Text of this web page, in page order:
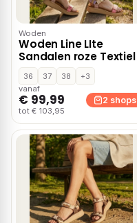
Woden
Woden Line LIte
Sandalen roze Textiel
36 37 38
+3
vanaf
€ 99,99
tot € 103,95
2 shops